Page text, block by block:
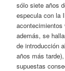
sólo siete años
especula con la
además, se
de introducción
años más
supuestas